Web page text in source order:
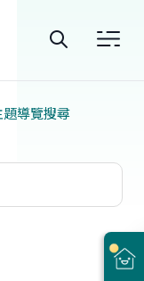
站
尋
題導覽搜尋